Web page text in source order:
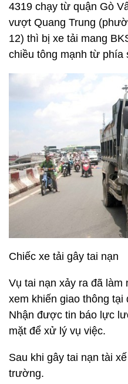
4319 chạy từ quận Gò
vượt Quang Trung
12) thì bị xe tải mang
chiều tông mạnh từ phía
Chiếc xe tải gây tai nạn
Vụ tai nạn xảy ra đã
xem khiến giao thông tại
Nhận được tin báo lực
mặt để xử lý vụ việc.
Sau khi gây tai nạn tài
trường.